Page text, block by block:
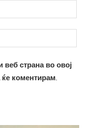
веб страна во овој
коментирам.